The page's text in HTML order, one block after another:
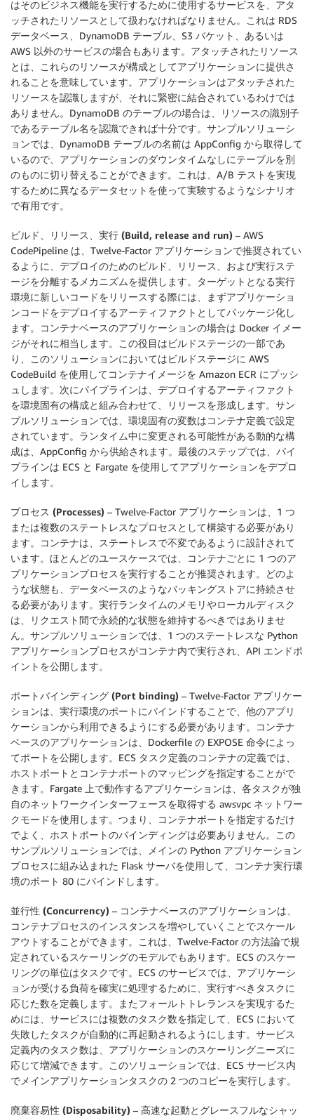
はそのビジネス機能を実行するために使用するサービスを、アタ
ッチされたリソースとして扱わなければなりません。これは RDS
データベース、DynamoDB テーブル、S3 バケット、あるいは
AWS 以外のサービスの場合もあります。アタッチされたリソース
とは、これらのリソースが構成としてアプリケーションに提供さ
れることを意味しています。アプリケーションはアタッチされた
リソースを認識しますが、それに緊密に結合されているわけでは
ありません。DynamoDB のテーブルの場合は、リソースの識別子
であるテーブル名を認識できれば十分です。サンプルソリューシ
ョンでは、DynamoDB テーブルの名前は AppConfig から取得して
いるので、アプリケーションのダウンタイムなしにテーブルを別
のものに切り替えることができます。これは、A/B テストを実現
するために異なるデータセットを使って実験するようなシナリオ
で有用です。
ビルド、リリース、実行 (Build, release and run) – AWS
CodePipeline は、Twelve-Factor アプリケーションで推奨されてい
るように、デプロイのためのビルド、リリース、および実行ステ
ージを分離するメカニズムを提供します。ターゲットとなる実行
環境に新しいコードをリリースする際には、まずアプリケーショ
ンコードをデプロイするアーティファクトとしてパッケージ化し
ます。コンテナベースのアプリケーションの場合は Docker イメー
ジがそれに相当します。この役目はビルドステージの一部であ
り、このソリューションにおいてはビルドステージに AWS
CodeBuild を使用してコンテナイメージを Amazon ECR にプッシ
ュします。次にパイプラインは、デプロイするアーティファクト
を環境固有の構成と組み合わせて、リリースを形成します。サン
プルソリューションでは、環境固有の変数はコンテナ定義で設定
されています。ランタイム中に変更される可能性がある動的な構
成は、AppConfig から供給されます。最後のステップでは、パイ
プラインは ECS と Fargate を使用してアプリケーションをデプロ
イします。
プロセス (Processes) – Twelve-Factor アプリケーションは、1 つ
または複数のステートレスなプロセスとして構築する必要があり
ます。コンテナは、ステートレスで不変であるように設計されて
います。ほとんどのユースケースでは、コンテナごとに 1 つのア
プリケーションプロセスを実行することが推奨されます。どのよ
うな状態も、データベースのようなバッキングストアに持続させ
る必要があります。実行ランタイムのメモリやローカルディスク
は、リクエスト間で永続的な状態を維持するべきではありませ
ん。サンプルソリューションでは、1 つのステートレスな Python
アプリケーションプロセスがコンテナ内で実行され、API エンドポ
イントを公開します。
ポートバインディング (Port binding) – Twelve-Factor アプリケー
ションは、実行環境のポートにバインドすることで、他のアプリ
ケーションから利用できるようにする必要があります。コンテナ
ベースのアプリケーションは、Dockerfile の EXPOSE 命令によっ
てポートを公開します。ECS タスク定義のコンテナの定義では、
ホストポートとコンテナポートのマッピングを指定することがで
きます。Fargate 上で動作するアプリケーションは、各タスクが独
自のネットワークインターフェースを取得する awsvpc ネットワー
クモードを使用します。つまり、コンテナポートを指定するだけ
でよく、ホストポートのバインディングは必要ありません。この
サンプルソリューションでは、メインの Python アプリケーション
プロセスに組み込まれた Flask サーバを使用して、コンテナ実行環
境のポート 80 にバインドします。
並行性 (Concurrency) – コンテナベースのアプリケーションは、
コンテナプロセスのインスタンスを増やしていくことでスケール
アウトすることができます。これは、Twelve-Factor の方法論で規
定されているスケーリングのモデルでもあります。ECS のスケー
リングの単位はタスクです。ECS のサービスでは、アプリケーシ
ョンが受ける負荷を確実に処理するために、実行すべきタスクに
応じた数を定義します。またフォールトトレランスを実現するた
めには、サービスには複数のタスク数を指定して、ECS において
失敗したタスクが自動的に再起動されるようにします。サービス
定義内のタスク数は、アプリケーションのスケーリングニーズに
応じて増減できます。このソリューションでは、ECS サービス内
でメインアプリケーションタスクの 2 つのコピーを実行します。
廃棄容易性 (Disposability) – 高速な起動とグレースフルなシャッ